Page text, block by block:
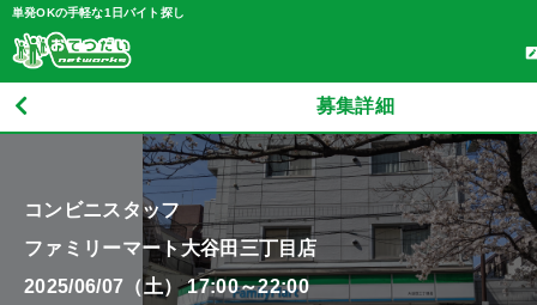
単発OKの手軽な1日バイト探し
募集詳細
コンビニスタッフ
ファミリーマート大谷田三丁目店
2025/06/07（土） 17:00～22:00